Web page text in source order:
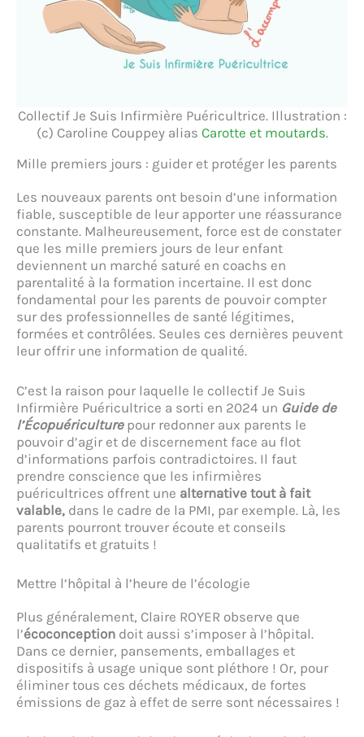
Collectif Je Suis Infirmière Puéricultrice. Illustration :
(c) Caroline Couppey alias Carotte et moutards.
Mille premiers jours : guider et protéger les parents
Les nouveaux parents ont besoin d’une information
fiable, susceptible de leur apporter une réassurance
constante. Malheureusement, force est de constater
que les mille premiers jours de leur enfant
deviennent un marché saturé en coachs en
parentalité à la formation incertaine. Il est donc
fondamental pour les parents de pouvoir compter
sur des professionnelles de santé légitimes,
formées et contrôlées. Seules ces dernières peuvent
leur offrir une information de qualité.
C’est la raison pour laquelle le collectif Je Suis
Infirmière Puéricultrice a sorti en 2024 un Guide de
l’Écopuériculturepour redonner aux parents le
pouvoir d’agir et de discernement face au flot
d’informations parfois contradictoires. Il faut
prendre conscience que les infirmières
puéricultrices offrent une alternative tout à fait
valable, dans le cadre de la PMI, par exemple. Là, les
parents pourront trouver écoute et conseils
qualitatifs et gratuits !
Mettre l’hôpital à l’heure de l’écologie
Plus généralement, Claire ROYER observe que
l’écoconception doit aussi s’imposer à l’hôpital.
Dans ce dernier, pansements, emballages et
dispositifs à usage unique sont pléthore ! Or, pour
éliminer tous ces déchets médicaux, de fortes
émissions de gaz à effet de serre sont nécessaires !